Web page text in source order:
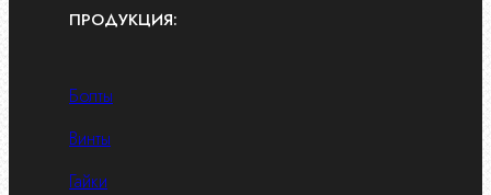
ПРОДУКЦИЯ:
Болты
Винты
Гайки